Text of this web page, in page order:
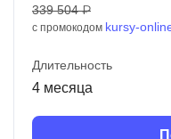
339 504 ₽
с промокодом kursy-
Длительность
4 месяца